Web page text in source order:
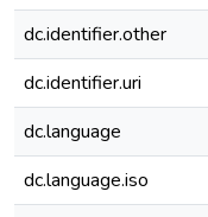
dc.identifier.other
dc.identifier.uri
dc.language
dc.language.iso